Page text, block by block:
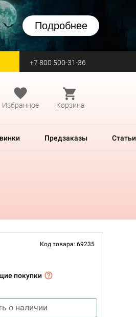
Подробнее
+7 800 500-31-36
Избранное Корзина
Предзаказы Статьи
Код товара: 69235
покупки
о наличии